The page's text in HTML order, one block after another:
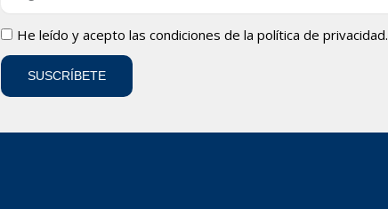
LOPDHe leído y acepto las condiciones de lapolítica de privacidad.
SUSCRÍBETE